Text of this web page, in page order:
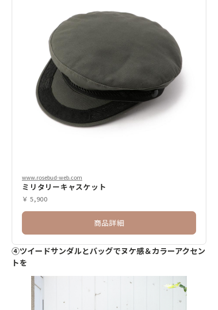
www.rosebud-web.com
ミリタリーキャスケット
￥ 5,900
商品詳細
④ツイードサンダルとバッグでヌケ感＆カラーアクセン
トを